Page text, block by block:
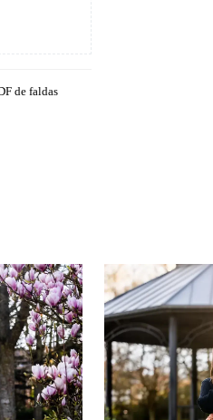
de faldas